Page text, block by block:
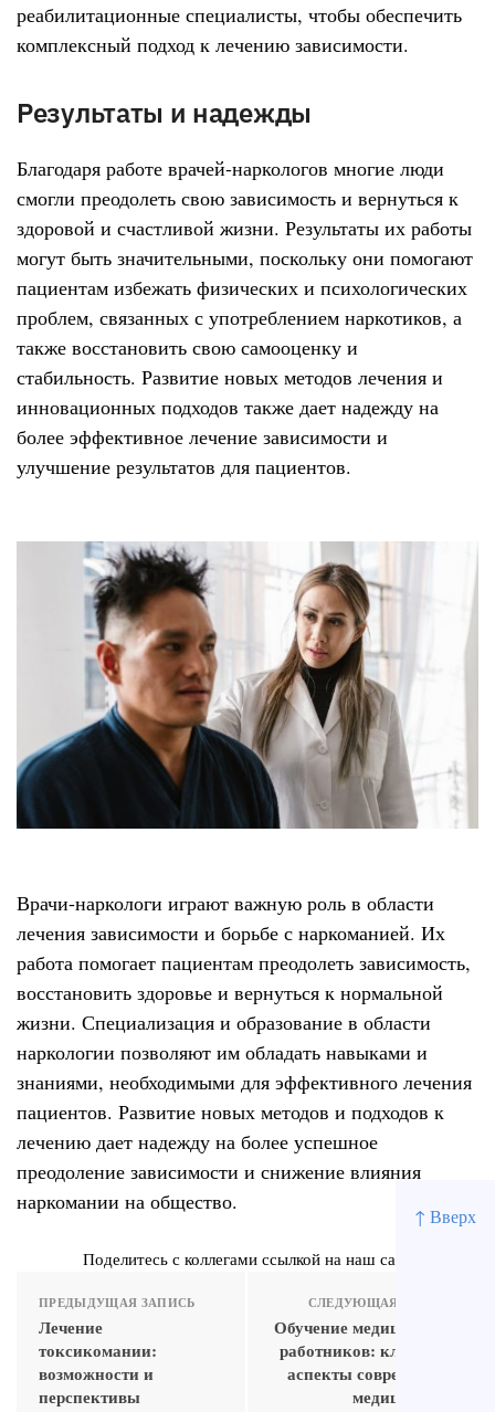
↑ Вверх
реабилитационные специалисты, чтобы обеспечить
комплексный подход к лечению зависимости.
Результаты и надежды
Благодаря работе врачей-наркологов многие люди
смогли преодолеть свою зависимость и вернуться к
здоровой и счастливой жизни. Результаты их работы
могут быть значительными, поскольку они помогают
пациентам избежать физических и психологических
проблем, связанных с употреблением наркотиков, а
также восстановить свою самооценку и
стабильность. Развитие новых методов лечения и
инновационных подходов также дает надежду на
более эффективное лечение зависимости и
улучшение результатов для пациентов.
Врачи-наркологи играют важную роль в области
лечения зависимости и борьбе с наркоманией. Их
работа помогает пациентам преодолеть зависимость,
восстановить здоровье и вернуться к нормальной
жизни. Специализация и образование в области
наркологии позволяют им обладать навыками и
знаниями, необходимыми для эффективного лечения
пациентов. Развитие новых методов и подходов к
лечению дает надежду на более успешное
преодоление зависимости и снижение влияния
наркомании на общество.
Поделитесь с коллегами ссылкой на наш сайт
ПРЕДЫДУЩАЯ ЗАПИСЬ
Лечение
токсикомании:
возможности и
перспективы
СЛЕДУЮЩАЯ ЗАПИСЬ
Обучение медицинских
работников: ключевые
аспекты современной
медицинской